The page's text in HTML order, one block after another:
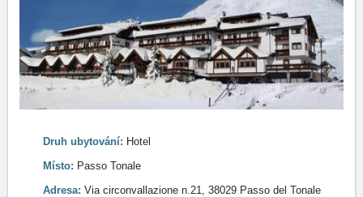
Druh ubytování: Hotel
Místo: Passo Tonale
Adresa: Via circonvallazione n.21, 38029 Passo del Tonale